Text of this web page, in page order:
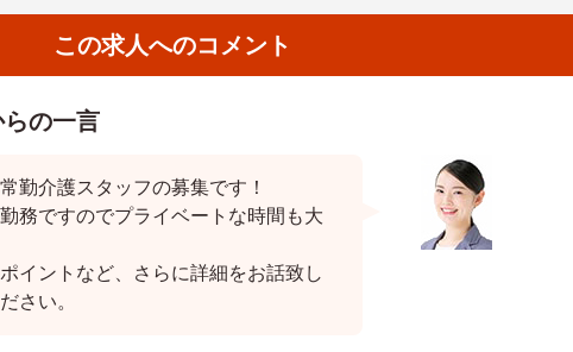
この求人へのコメント
の一言
勤介護スタッフの募集です！
務ですのでプライベートな時間も大
イントなど、さらに詳細をお話致し
さい。